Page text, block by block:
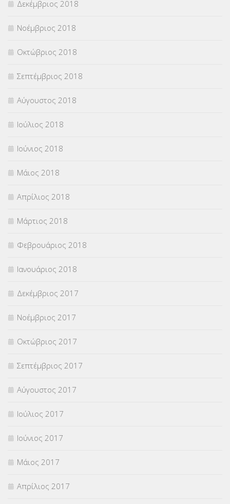
Δεκέμβριος 2018
Νοέμβριος 2018
Οκτώβριος 2018
Σεπτέμβριος 2018
Αύγουστος 2018
Ιούλιος 2018
Ιούνιος 2018
Μάιος 2018
Απρίλιος 2018
Μάρτιος 2018
Φεβρουάριος 2018
Ιανουάριος 2018
Δεκέμβριος 2017
Νοέμβριος 2017
Οκτώβριος 2017
Σεπτέμβριος 2017
Αύγουστος 2017
Ιούλιος 2017
Ιούνιος 2017
Μάιος 2017
Απρίλιος 2017